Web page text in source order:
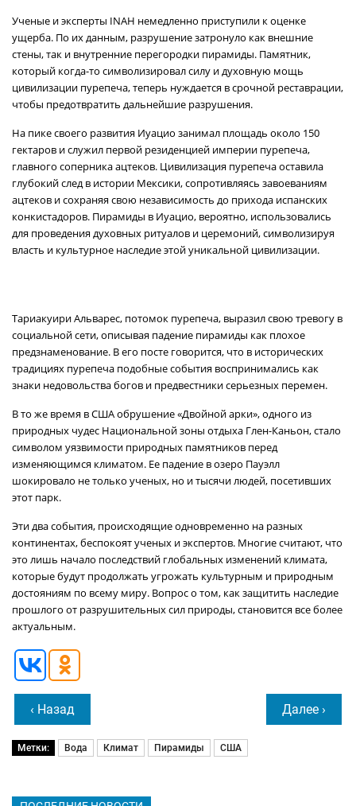
Ученые и эксперты INAH немедленно приступили к оценке
ущерба. По их данным, разрушение затронуло как внешние
стены, так и внутренние перегородки пирамиды. Памятник,
который когда-то символизировал силу и духовную мощь
цивилизации пурепеча, теперь нуждается в срочной реставрации,
чтобы предотвратить дальнейшие разрушения.
На пике своего развития Иуацио занимал площадь около 150
гектаров и служил первой резиденцией империи пурепеча,
главного соперника ацтеков. Цивилизация пурепеча оставила
глубокий след в истории Мексики, сопротивляясь завоеваниям
ацтеков и сохраняя свою независимость до прихода испанских
конкистадоров. Пирамиды в Иуацио, вероятно, использовались
для проведения духовных ритуалов и церемоний, символизируя
власть и культурное наследие этой уникальной цивилизации.
Тариакуири Альварес, потомок пурепеча, выразил свою тревогу в
социальной сети, описывая падение пирамиды как плохое
предзнаменование. В его посте говорится, что в исторических
традициях пурепеча подобные события воспринимались как
знаки недовольства богов и предвестники серьезных перемен.
В то же время в США обрушение «Двойной арки», одного из
природных чудес Национальной зоны отдыха Глен-Каньон, стало
символом уязвимости природных памятников перед
изменяющимся климатом. Ее падение в озеро Пауэлл
шокировало не только ученых, но и тысячи людей, посетивших
этот парк.
Эти два события, происходящие одновременно на разных
континентах, беспокоят ученых и экспертов. Многие считают, что
это лишь начало последствий глобальных изменений климата,
которые будут продолжать угрожать культурным и природным
достояниям по всему миру. Вопрос о том, как защитить наследие
прошлого от разрушительных сил природы, становится все более
актуальным.
‹ Назад Далее ›
Метки: Вода Климат Пирамиды США